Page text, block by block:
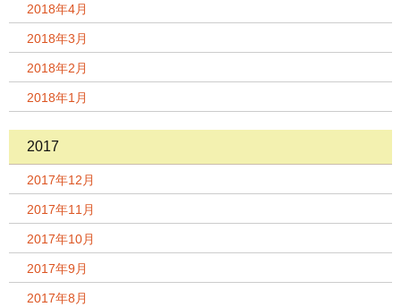
2018年4月
2018年3月
2018年2月
2018年1月
2017
2017年12月
2017年11月
2017年10月
2017年9月
2017年8月